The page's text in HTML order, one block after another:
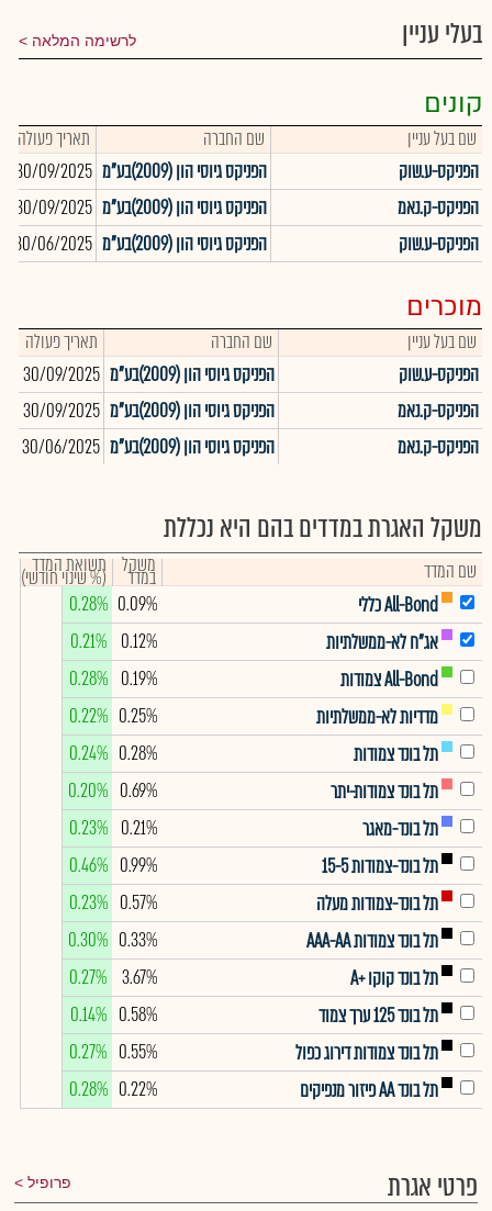
בעלי עניין לרשימה המלאה
קונים
שם בעל עניין שם החברה תאריך פעולה
הפניקס-ע.שוק
הפניקס גיוסי הון (2009)בע"מ 30/09/2025
הפניקס-ק.נאמ
הפניקס גיוסי הון (2009)בע"מ 30/09/2025
הפניקס-ע.שוק
הפניקס גיוסי הון (2009)בע"מ 30/06/2025
מוכרים
שם בעל עניין שם החברה תאריך פעולה
הפניקס-ע.שוק
הפניקס גיוסי הון (2009)בע"מ 30/09/2025
הפניקס-ק.נאמ
הפניקס גיוסי הון (2009)בע"מ 30/09/2025
הפניקס-ק.נאמ
הפניקס גיוסי הון (2009)בע"מ 30/06/2025
משקל האגרת במדדים בהם היא נכללת
שם המדד משקל
במדד תשואת המדד
(% שינוי חודשי)
All-Bond כללי
0.09%
0.28%
אג"ח לא-ממשלתיות
0.12%
0.21%
All-Bond צמודות
0.19%
0.28%
מדדיות לא-ממשלתיות
0.25%
0.22%
תל בונד צמודות
0.28%
0.24%
תל בונד צמודות-יתר
0.69%
0.20%
תל בונד-מאגר
0.21%
0.23%
תל בונד-צמודות 15-5
0.99%
0.46%
תל בונד-צמודות מעלה
0.57%
0.23%
תל בונד צמודות AAA-AA
0.33%
0.30%
תל בונד קוקו +A
3.67%
0.27%
תל בונד 125 ערך צמוד
0.58%
0.14%
תל בונד צמודות דירוג כפול
0.55%
0.27%
תל בונד AA פיזור מנפיקים
0.22%
0.28%
פרטי אגרת פרופיל